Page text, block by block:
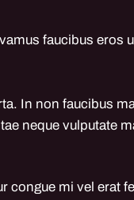
faucibus eros
In non faucibus
neque vulputate
mi vel erat